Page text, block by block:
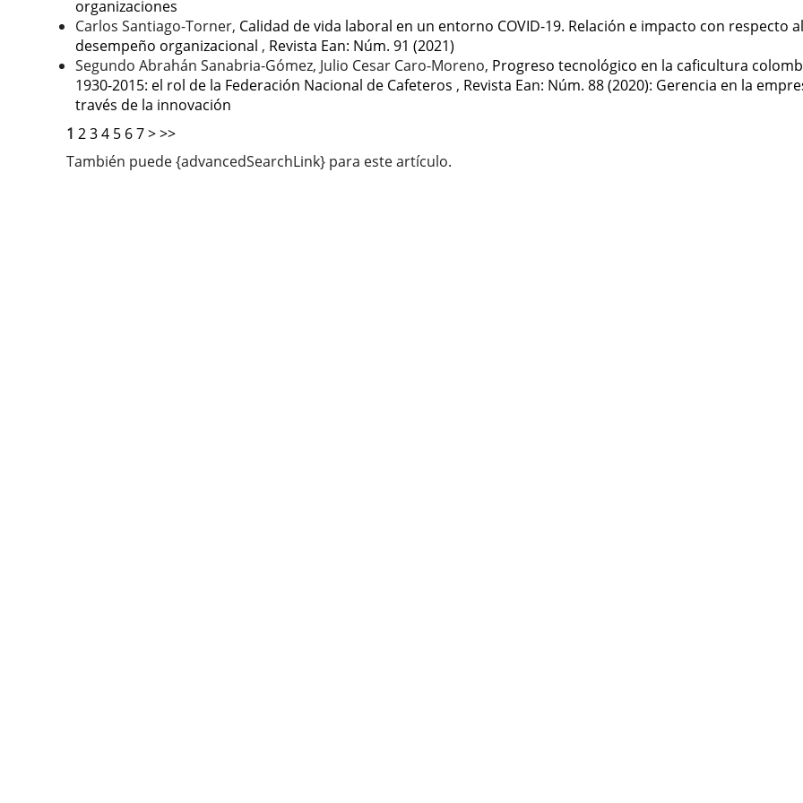
organizaciones
Carlos Santiago-Torner, Calidad de vida laboral en un entorno COVID-19. Relación e impacto con respecto al
desempeño organizacional , Revista Ean: Núm. 91 (2021)
Segundo Abrahán Sanabria-Gómez, Julio Cesar Caro-Moreno, Progreso tecnológico en la caficultura
1930-2015: el rol de la Federación Nacional de Cafeteros , Revista Ean: Núm. 88 (2020): Gerencia en la
través de la innovación
1 234 5 67>>>
También puede {advancedSearchLink} para este artículo.